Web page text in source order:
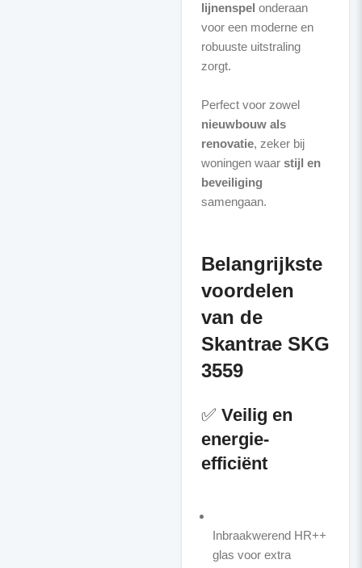
lijnenspel onderaan
voor een moderne en
robuuste uitstraling
zorgt.
Perfect voor zowel
nieuwbouw als
renovatie, zeker bij
woningen waar stijl en
beveiliging
samengaan.
Belangrijkste
voordelen
van de
Skantrae SKG
3559
✅ Veilig en
energie-
efficiënt
Inbraakwerend HR++
glas voor extra